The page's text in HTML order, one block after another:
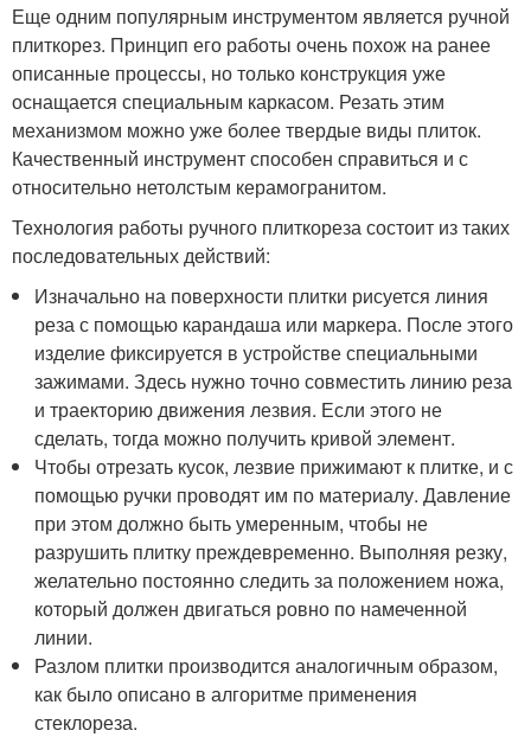
Еще одним популярным инструментом является ручной
плиткорез. Принцип его работы очень похож на ранее
описанные процессы, но только конструкция уже
оснащается специальным каркасом. Резать этим
механизмом можно уже более твердые виды плиток.
Качественный инструмент способен справиться и с
относительно нетолстым керамогранитом.
Технология работы ручного плиткореза состоит из таких
последовательных действий:
Изначально на поверхности плитки рисуется линия
реза с помощью карандаша или маркера. После этого
изделие фиксируется в устройстве специальными
зажимами. Здесь нужно точно совместить линию реза
и траекторию движения лезвия. Если этого не
сделать, тогда можно получить кривой элемент.
Чтобы отрезать кусок, лезвие прижимают к плитке, и с
помощью ручки проводят им по материалу. Давление
при этом должно быть умеренным, чтобы не
разрушить плитку преждевременно. Выполняя резку,
желательно постоянно следить за положением ножа,
который должен двигаться ровно по намеченной
линии.
Разлом плитки производится аналогичным образом,
как было описано в алгоритме применения
стеклореза.